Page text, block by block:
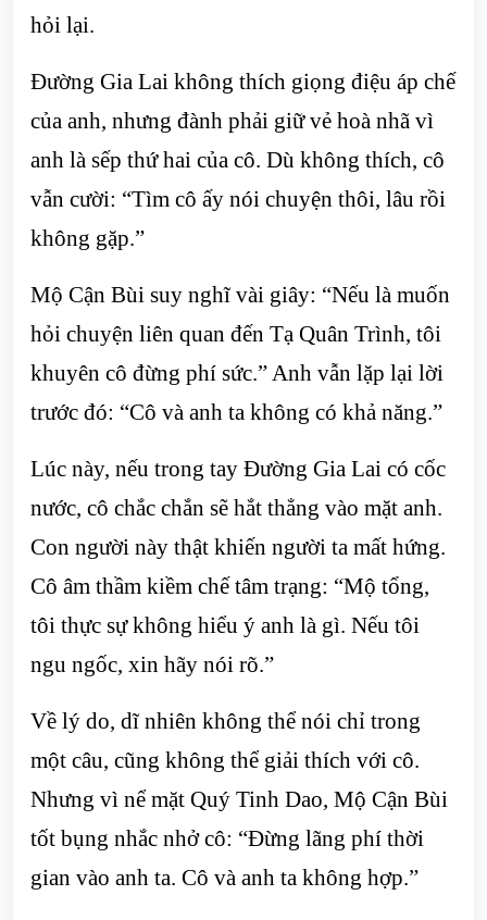
hỏi lại.
Đường Gia Lai không thích giọng điệu áp chế
của anh, nhưng đành phải giữ vẻ hoà nhã vì
anh là sếp thứ hai của cô. Dù không thích, cô
vẫn cười: “Tìm cô ấy nói chuyện thôi, lâu rồi
không gặp.”
Mộ Cận Bùi suy nghĩ vài giây: “Nếu là muốn
hỏi chuyện liên quan đến Tạ Quân Trình, tôi
khuyên cô đừng phí sức.” Anh vẫn lặp lại lời
trước đó: “Cô và anh ta không có khả năng.”
Lúc này, nếu trong tay Đường Gia Lai có cốc
nước, cô chắc chắn sẽ hắt thẳng vào mặt anh.
Con người này thật khiến người ta mất hứng.
Cô âm thầm kiềm chế tâm trạng: “Mộ tổng,
tôi thực sự không hiểu ý anh là gì. Nếu tôi
ngu ngốc, xin hãy nói rõ.”
Về lý do, dĩ nhiên không thể nói chỉ trong
một câu, cũng không thể giải thích với cô.
Nhưng vì nể mặt Quý Tinh Dao, Mộ Cận Bùi
tốt bụng nhắc nhở cô: “Đừng lãng phí thời
gian vào anh ta. Cô và anh ta không hợp.”